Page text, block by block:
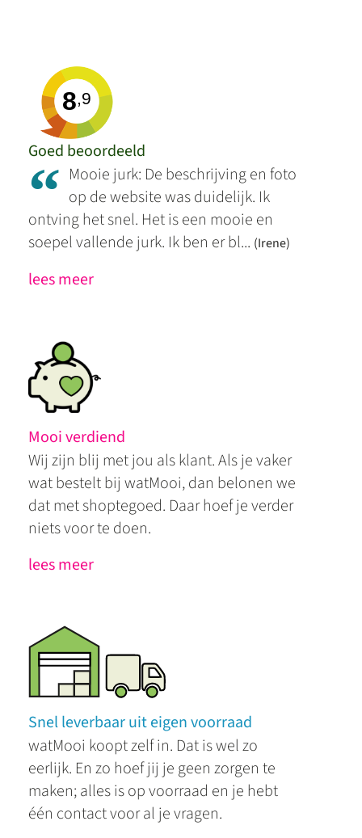
8,9
Goed beoordeeld
“ Mooie jurk: De beschrijving en foto
op de website was duidelijk. Ik
ontving het snel. Het is een mooie en
soepel vallende jurk. Ik ben er bl... (Irene)
lees meer
Mooi verdiend
Wij zijn blij met jou als klant. Als je vaker
wat bestelt bij watMooi, dan belonen we
dat met shoptegoed. Daar hoef je verder
niets voor te doen.
lees meer
Snel leverbaar uit eigen voorraad
watMooi koopt zelf in. Dat is wel zo
eerlijk. En zo hoef jij je geen zorgen te
maken; alles is op voorraad en je hebt
één contact voor al je vragen.